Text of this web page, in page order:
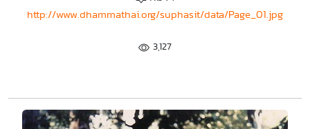
http://www.dhammathai.org/suphasit/data/Page_01.jpg
3,127